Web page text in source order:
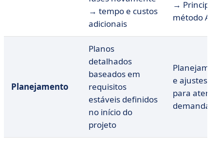
→ tempo e custos
adicionais
→
método
Planejamento
Planos
detalhados
baseados em
requisitos
estáveis definidos
no início do
projeto
e ajustes,
para
demandas